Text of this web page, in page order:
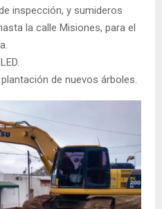
inspección, y sumideros
la calle Misiones, para el
de nuevos árboles.